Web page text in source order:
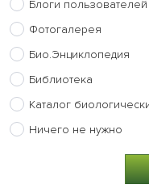
Блоги пользователей
Фотогалерея
Био.Энциклопедия
Библиотека
Каталог
Ничего не нужно